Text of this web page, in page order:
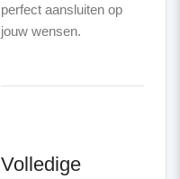
perfect aansluiten op
Volledige